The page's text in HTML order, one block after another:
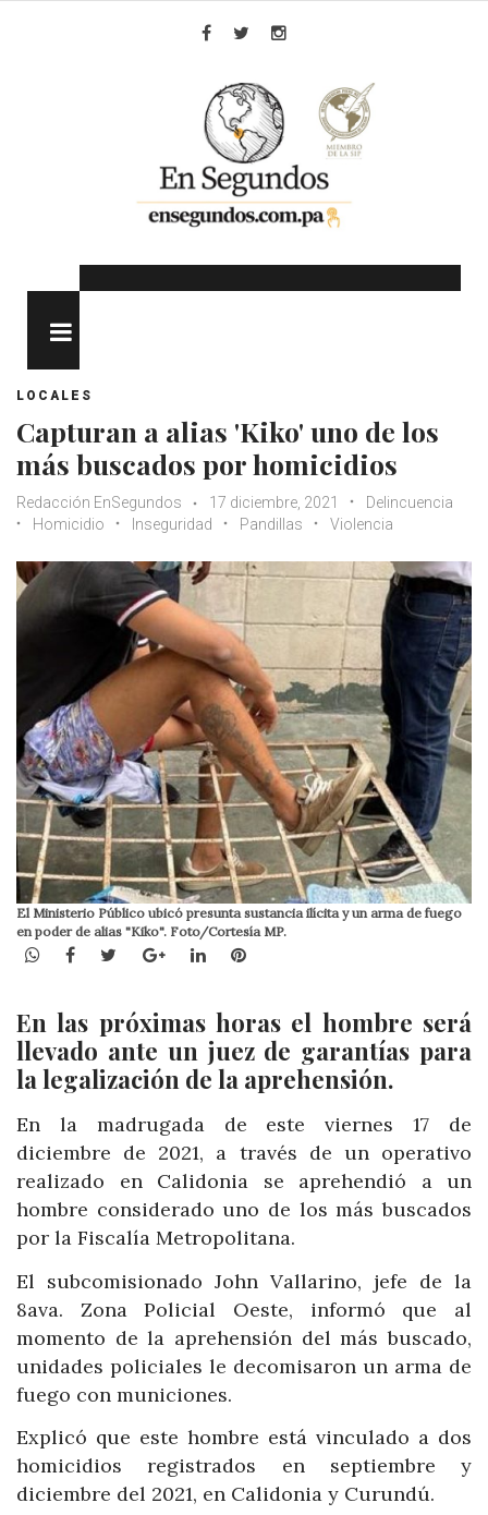
LOCALES
Capturan a alias 'Kiko' uno de los
más buscados por homicidios
Redacción EnSegundos 17 diciembre, 2021
Delincuencia
Homicidio
Inseguridad Pandillas Violencia
El Ministerio Público ubicó presunta sustancia ilícita y un arma de fuego
en poder de alias "Kiko". Foto/Cortesía MP.
WhatsApp
Facebook
TwitterGoogle+LinkedInPinterest
En las próximas horas el hombre será
llevado ante un juez de garantías para
la legalización de la aprehensión.
En la madrugada de este viernes 17 de
diciembre de 2021, a través de un operativo
realizado en Calidonia se aprehendió a un
hombre considerado uno de los más buscados
por la Fiscalía Metropolitana.
El subcomisionado John Vallarino, jefe de la
8ava. Zona Policial Oeste, informó que al
momento de la aprehensión del más buscado,
unidades policiales le decomisaron un arma de
fuego con municiones.
Explicó que este hombre está vinculado a dos
homicidios registrados en septiembre y
diciembre del 2021, en Calidonia y Curundú.